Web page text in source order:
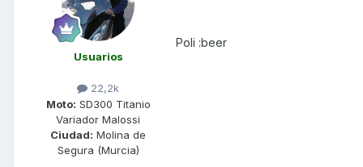
Usuarios
22,2k
Moto: SD300 Titanio
Variador Malossi
Ciudad: Molina de
Segura (Murcia)
Poli :beer